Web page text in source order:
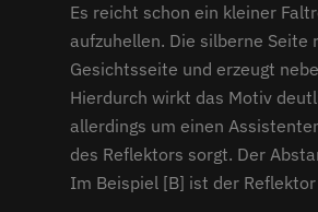
Es reicht schon ein kleiner
aufzuhellen. Die silberne
Gesichtsseite und erzeugt
Hierdurch wirkt das Motiv
allerdings um einen
des Reflektors sorgt. Der
Im Beispiel [B] ist der